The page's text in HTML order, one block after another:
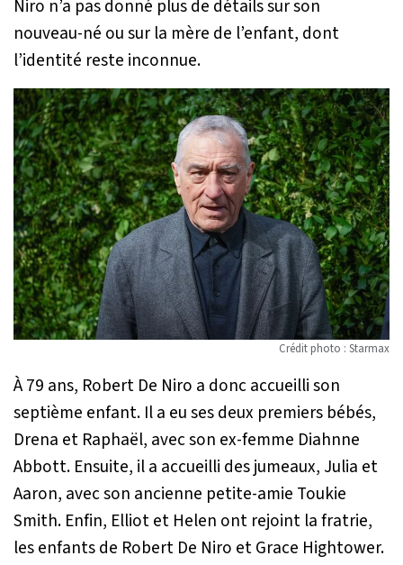
Niro n’a pas donné plus de détails sur son
nouveau-né ou sur la mère de l’enfant, dont
l’identité reste inconnue.
Crédit photo : Starmax
À 79 ans, Robert De Niro a donc accueilli son
septième enfant. Il a eu ses deux premiers bébés,
Drena et Raphaël, avec son ex-femme Diahnne
Abbott. Ensuite, il a accueilli des jumeaux, Julia et
Aaron, avec son ancienne petite-amie Toukie
Smith. Enfin, Elliot et Helen ont rejoint la fratrie,
les enfants de Robert De Niro et Grace Hightower.